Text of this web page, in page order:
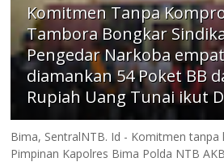
Komitmen Tanpa
Tambora Bongkar
Pengedar Narkoba
diamankan 54 Poket BB
Rupiah Uang Tunai ikut
Bima, SentralNTB. Id - Komitmen
Pimpinan Kapolres Bima Polda NTB